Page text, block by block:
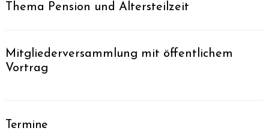
Thema Pension und Altersteilzeit
Mitgliederversammlung mit öffentlichem
Vortrag
Termine